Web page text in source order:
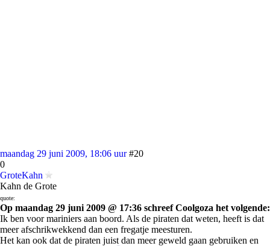
maandag 29 juni 2009, 18:06 uur #20
0
GroteKahn
Kahn de Grote
quote:
Op maandag 29 juni 2009 @ 17:36 schreef Coolgoza het volgende:
Ik ben voor mariniers aan boord. Als de piraten dat weten, heeft is dat
meer afschrikwekkend dan een fregatje meesturen.
Het kan ook dat de piraten juist dan meer geweld gaan gebruiken en